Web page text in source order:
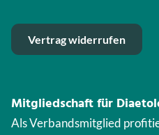
Vertrag widerrufen
Mitgliedschaft für
Als Verbandsmitglied